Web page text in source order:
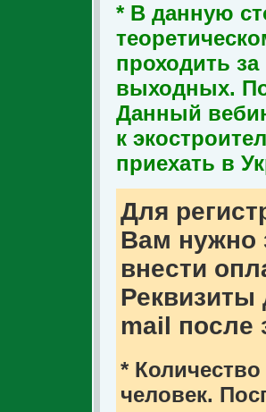
* В данную
проходить
выходных.
Данный
к
приехать в
Для
Вам нужно
внести
Реквизиты
mail
*
человек.